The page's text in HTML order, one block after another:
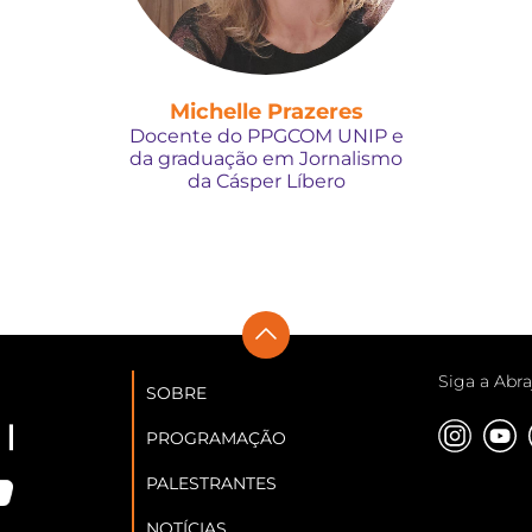
Michelle Prazeres
Docente do PPGCOM UNIP e
da graduação em Jornalismo
da Cásper Líbero
SOBRE
PROGRAMAÇÃO
PALESTRANTES
Siga a